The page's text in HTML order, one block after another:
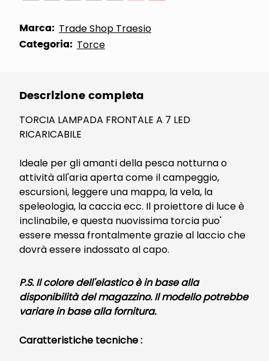
Marca: Trade Shop Traesio
Categoria: Torce
Descrizione completa
TORCIA LAMPADA FRONTALE A 7 LED
RICARICABILE
Ideale per gli amanti della pesca notturna o
attività all'aria aperta come il campeggio,
escursioni, leggere una mappa, la vela, la
speleologia, la caccia ecc. Il proiettore di luce è
inclinabile, e questa nuovissima torcia puo'
essere messa frontalmente grazie al laccio che
dovrà essere indossato al capo.
P.S. Il colore dell'elastico è in base alla
disponibilità del magazzino. Il modello potrebbe
variare in base alla fornitura.
Caratteristiche tecniche :